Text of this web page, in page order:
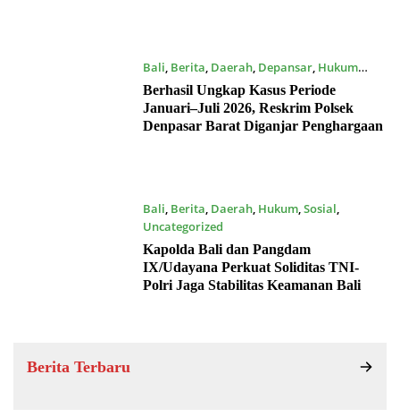
Bali Berita Daerah, Depansar, Hukum
16/07/2026
Berhasil Ungkap Kasus Periode
Januari–Juli 2026, Reskrim Polsek
Denpasar Barat Diganjar Penghargaan
Bali, Berita, Daerah, Hukum,Sosial,
Uncategorized
15/07/2026
Kapolda Bali dan Pangdam
IX/Udayana Perkuat Soliditas TNI-
Polri Jaga Stabilitas Keamanan Bali
Berita Terbaru